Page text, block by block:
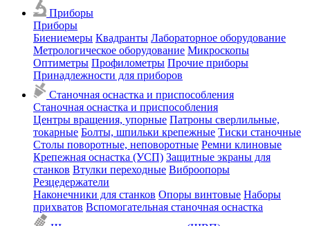
Приборы
Приборы
Биениемеры Квадранты Лабораторное оборудование
Метрологическое оборудование Микроскопы
Оптиметры Профилометры Прочие приборы
Принадлежности для приборов
Станочная оснастка и приспособления
Станочная оснастка и приспособления
Центры вращения, упорные Патроны сверлильные,
токарные Болты, шпильки крепежные Тиски станочные
Столы поворотные, неповоротные Ремни клиновые
Крепежная оснастка (УСП) Защитные экраны для
станков Втулки переходные Виброопоры
Резцедержатели
Наконечники для станков Опоры винтовые Наборы
прихватов Вспомогательная станочная оснастка